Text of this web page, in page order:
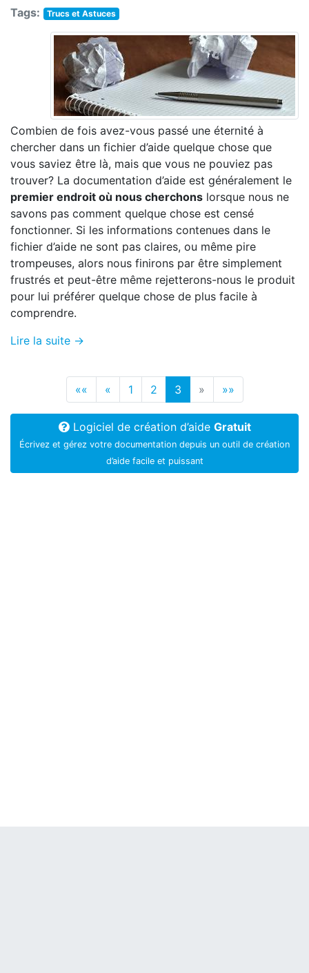
Tags: Trucs et Astuces
Combien de fois avez-vous passé une éternité à
chercher dans un fichier d’aide quelque chose que
vous saviez être là, mais que vous ne pouviez pas
trouver? La documentation d’aide est généralement le
premier endroit où nous cherchons lorsque nous ne
savons pas comment quelque chose est censé
fonctionner. Si les informations contenues dans le
fichier d’aide ne sont pas claires, ou même pire
trompeuses, alors nous finirons par être simplement
frustrés et peut-être même rejetterons-nous le produit
pour lui préférer quelque chose de plus facile à
comprendre.
Lire la suite →
«« « 1 2 3 » »»
Logiciel de création d’aide Gratuit
Écrivez et gérez votre documentation depuis un outil de création
d’aide facile et puissant